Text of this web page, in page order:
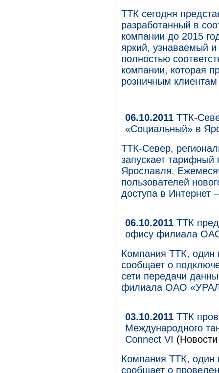
ТТК сегодня
разработанный в
компании до 2015
яркий, узнаваемый
полностью
компании, которая
розничным
06.10.2011 ТТК-
«Социальный» в
ТТК-Север,
запускает
Ярославля.
пользователей
доступа в Интернет
06.10.2011 ТТК
офису филиала
Компания ТТК, один
сообщает о
сети передачи
филиала ОАО
03.10.2011 ТТК
Международного
Connect VI
Компания ТТК, один
сообщает о